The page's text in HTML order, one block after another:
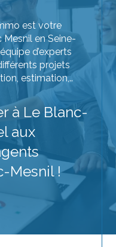
est votre
en Seine-
d’experts
projets
estimation,..
à Le Blanc-
aux
Mesnil !
immobilier sans